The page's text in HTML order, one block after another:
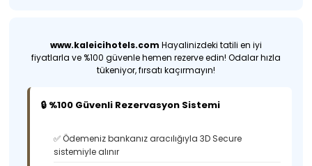
www.kaleicihotels.com Hayalinizdeki tatili en iyi
fiyatlarla ve %100 güvenle hemen rezerve edin! Odalar hızla
tükeniyor, fırsatı kaçırmayın!
🔒 %100 Güvenli Rezervasyon Sistemi
✅ Ödemeniz bankanız aracılığıyla 3D Secure
sistemiyle alınır